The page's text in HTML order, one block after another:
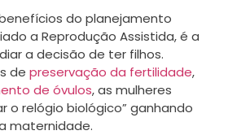
do planejamento
a Reprodução Assistida, é a
a decisão de ter filhos.
de preservação da fertilidade,
de óvulos, as mulheres
o relógio biológico” ganhando
maternidade.